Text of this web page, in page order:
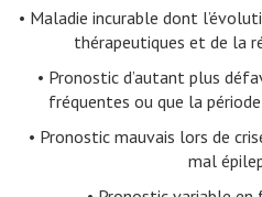
• Maladie incurable dont
thérapeutiques et de la
• Pronostic d’autant plus
fréquentes ou que la
• Pronostic mauvais lors de
mal